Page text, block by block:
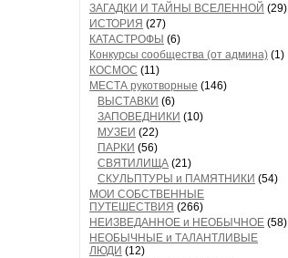
ЗАГАДКИ И ТАЙНЫ ВСЕЛЕННОЙ (29)
ИСТОРИЯ (27)
КАТАСТРОФЫ (6)
Конкурсы сообщества (от админа) (1)
КОСМОС (11)
МЕСТА рукотворные (146)
ВЫСТАВКИ (6)
ЗАПОВЕДНИКИ (10)
МУЗЕИ (22)
ПАРКИ (56)
СВЯТИЛИЩА (21)
СКУЛЬПТУРЫ и ПАМЯТНИКИ (54)
МОИ СОБСТВЕННЫЕ
ПУТЕШЕСТВИЯ (266)
НЕИЗВЕДАННОЕ и НЕОБЫЧНОЕ (58)
НЕОБЫЧНЫЕ и ТАЛАНТЛИВЫЕ
ЛЮДИ (12)